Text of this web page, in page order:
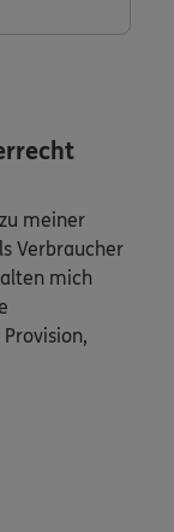
meiner
Verbraucher
mich